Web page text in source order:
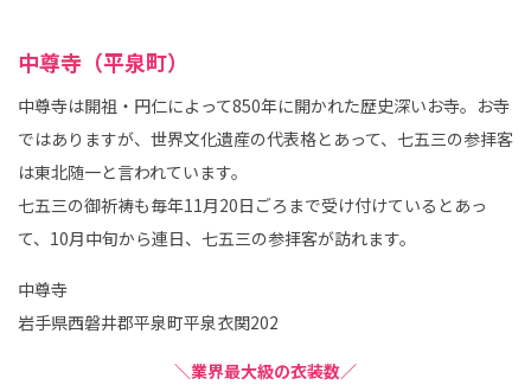
中尊寺（平泉町）
中尊寺は開祖・円仁によって850年に開かれた歴史深いお寺。お寺
ではありますが、世界文化遺産の代表格とあって、七五三の参拝客
は東北随一と言われています。
七五三の御祈祷も毎年11月20日ごろまで受け付けているとあっ
て、10月中旬から連日、七五三の参拝客が訪れます。
中尊寺
岩手県西磐井郡平泉町平泉衣関202
＼業界最大級の衣装数／